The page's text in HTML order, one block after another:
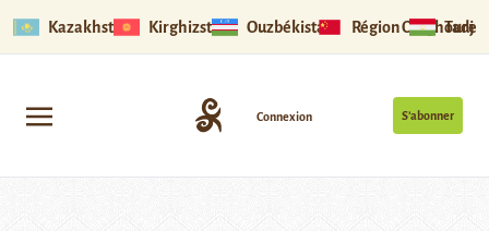
Kazakhstan Kirghizstan Ouzbékistan Région Ouïghoure
S’abonner
Connexion